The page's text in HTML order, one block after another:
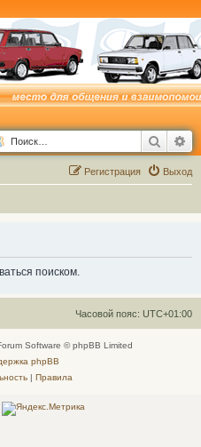
Поиск
Выход
Регистрация
поиском.
Часовой пояс: UTC+01:00
Software © phpBB Limited
phpBB
| Правила